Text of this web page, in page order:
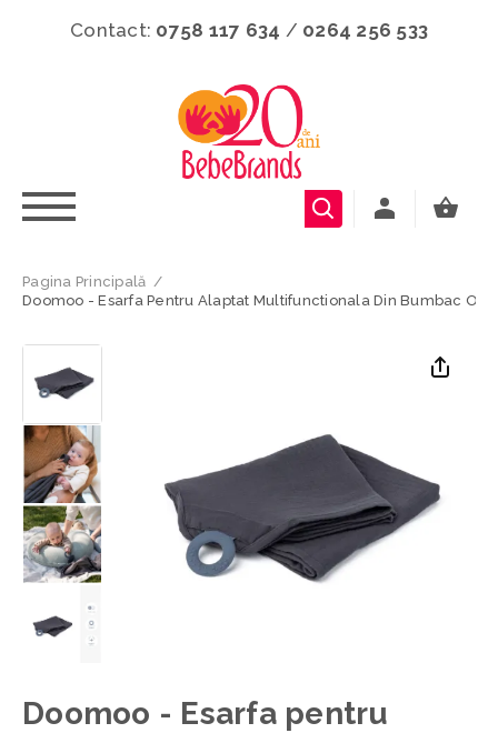
Contact: 0758 117 634 / 0264 256 533
Pagina Principală /
Doomoo - Esarfa Pentru Alaptat Multifunctionala Din Bumbac
Doomoo - Esarfa pentru